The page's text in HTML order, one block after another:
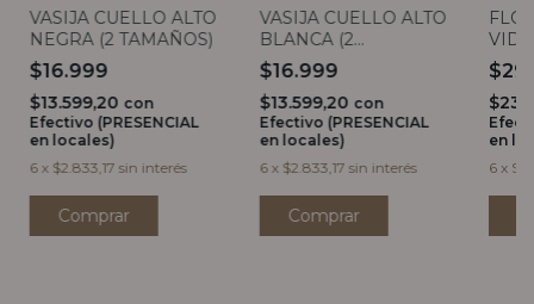
VASIJA CUELLO ALTO
NEGRA (2 TAMAÑOS)
$16.999
$13.599,20 con
Efectivo (PRESENCIAL
en locales)
6 x $2.833,17 sin interés
Comprar
VASIJA CUELLO ALTO
BLANCA (2
TAMAÑOS)
$16.999
$13.599,20 con
Efectivo (PRESENCIAL
en locales)
6 x $2.833,17 sin interés
Comprar
en
6 x